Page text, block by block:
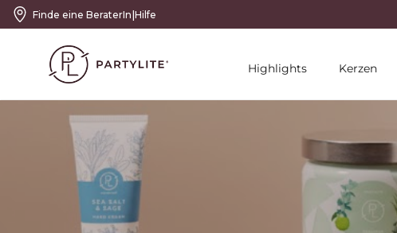
Finde eine BeraterIn|Hilfe
Highlights Kerzen